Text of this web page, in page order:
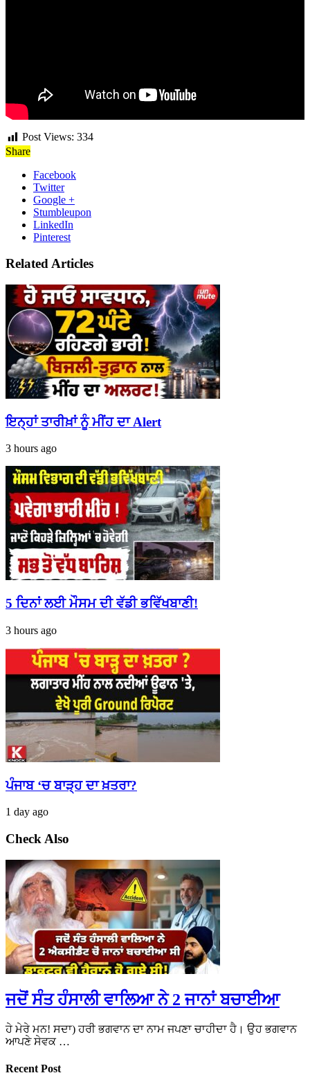
Post Views: 334
Share
Facebook
Twitter
Google +
Stumbleupon
LinkedIn
Pinterest
Related Articles
ਇਨ੍ਹਾਂ ਤਾਰੀਖ਼ਾਂ ਨੂੰ ਮੀਂਹ ਦਾ Alert
3 hours ago
5 ਦਿਨਾਂ ਲਈ ਮੌਸਮ ਦੀ ਵੱਡੀ ਭਵਿੱਖਬਾਣੀ!
3 hours ago
ਪੰਜਾਬ ‘ਚ ਬਾੜ੍ਹ ਦਾ ਖ਼ਤਰਾ?
1 day ago
Check Also
ਜਦੋਂ ਸੰਤ ਹੰਸਾਲੀ ਵਾਲਿਆ ਨੇ 2 ਜਾਨਾਂ ਬਚਾਈਆ
ਹੇ ਮੇਰੇ ਮਨ! ਸਦਾ) ਹਰੀ ਭਗਵਾਨ ਦਾ ਨਾਮ ਜਪਣਾ ਚਾਹੀਦਾ ਹੈ। ਉਹ ਭਗਵਾਨ
ਆਪਣੇ ਸੇਵਕ …
Recent Post